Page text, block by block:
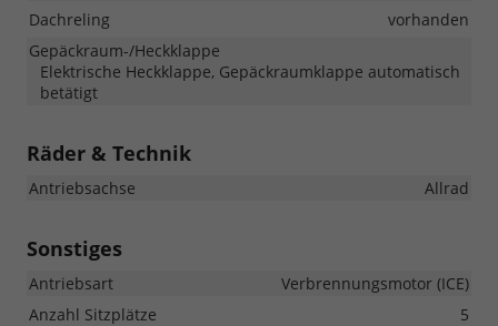
Dachreling
vorhanden
Gepäckraum-/Heckklappe
Elektrische Heckklappe, Gepäckraumklappe automatisch
betätigt
Räder & Technik
Antriebsachse Allrad
Sonstiges
Antriebsart
Verbrennungsmotor (ICE)
Anzahl Sitzplätze
5